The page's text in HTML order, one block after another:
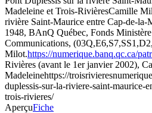
Madeleine et Trois-RivièresCamille
rivière Saint-Maurice entre Cap-de-la-
1948, BAnQ Québec, Fonds
Communications,
Milot.https://numerique.banq.qc.ca/
Rivières (avant le 1er janvier 2002),
Madeleinehttps://
duplessis-sur-la-riviere-saint-maurice-
trois-rivieres/
AperçuFiche